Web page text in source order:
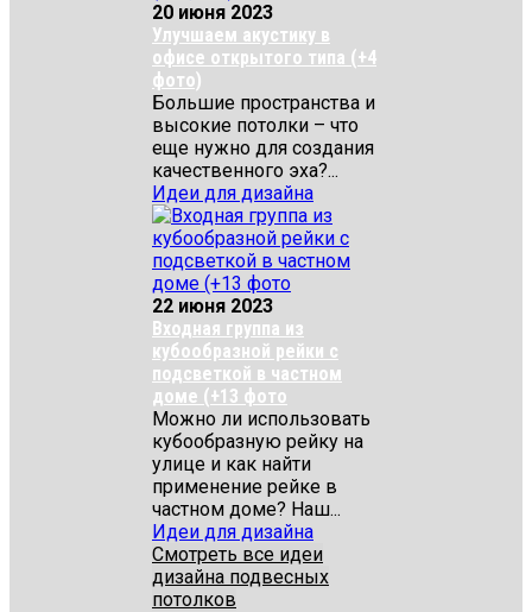
20 июня 2023
Улучшаем акустику в
офисе открытого типа (+4
фото)
Большие пространства и
высокие потолки – что
еще нужно для создания
качественного эха?...
Идеи для дизайна
22 июня 2023
Входная группа из
кубообразной рейки с
подсветкой в частном
доме (+13 фото
Можно ли использовать
кубообразную рейку на
улице и как найти
применение рейке в
частном доме? Наш...
Идеи для дизайна
Смотреть все идеи
дизайна подвесных
потолков